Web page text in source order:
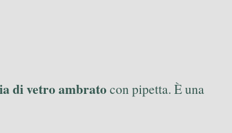
di vetro ambratocon pipetta. È una